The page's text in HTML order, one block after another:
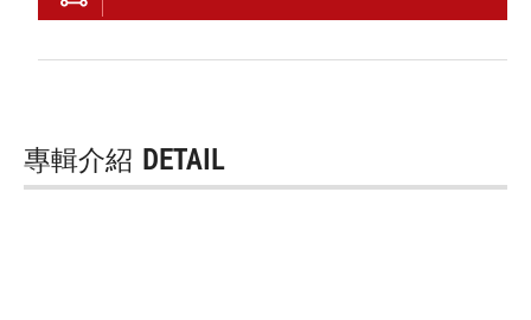
專輯介紹 DETAIL